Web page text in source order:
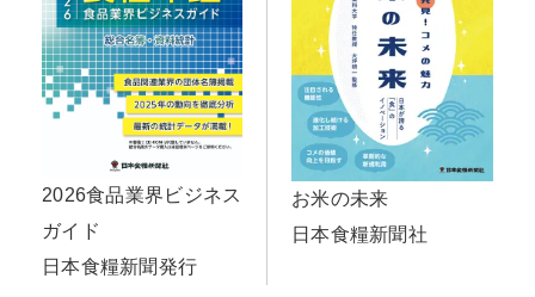
2026食品業界ビジネス
ガイド
日本食糧新聞発行
お米の未来
日本食糧新聞社